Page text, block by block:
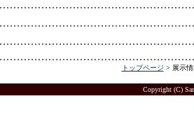
トップページ > 展示情
Copyright (C)